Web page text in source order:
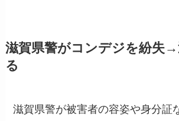
滋賀県警がコンデジを紛失
る
滋賀県警が被害者の容姿や身分証